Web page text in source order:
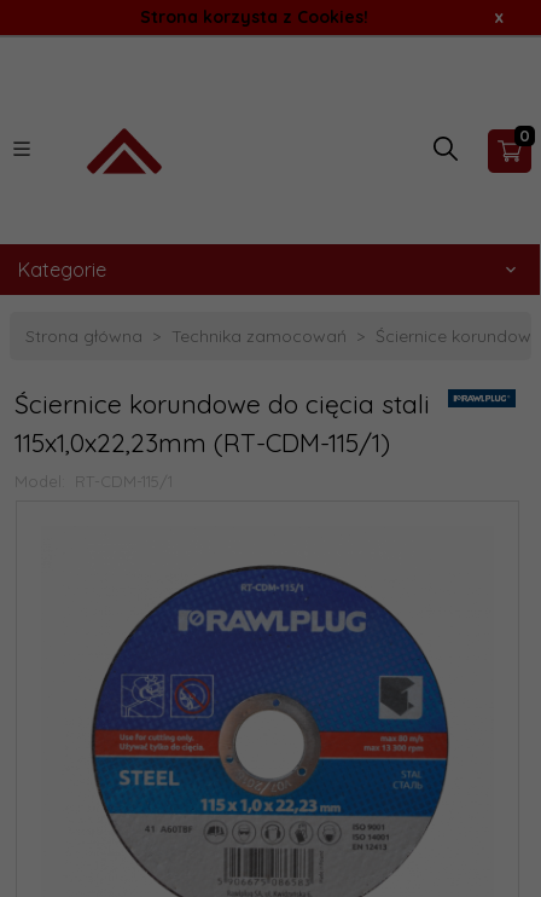
Strona korzysta z Cookies! x
0
Kategorie
Strona główna Technika zamocowań Ściernice
Ściernice korundowe do cięcia stali
115x1,0x22,23mm (RT-CDM-115/1)
Model: RT-CDM-115/1